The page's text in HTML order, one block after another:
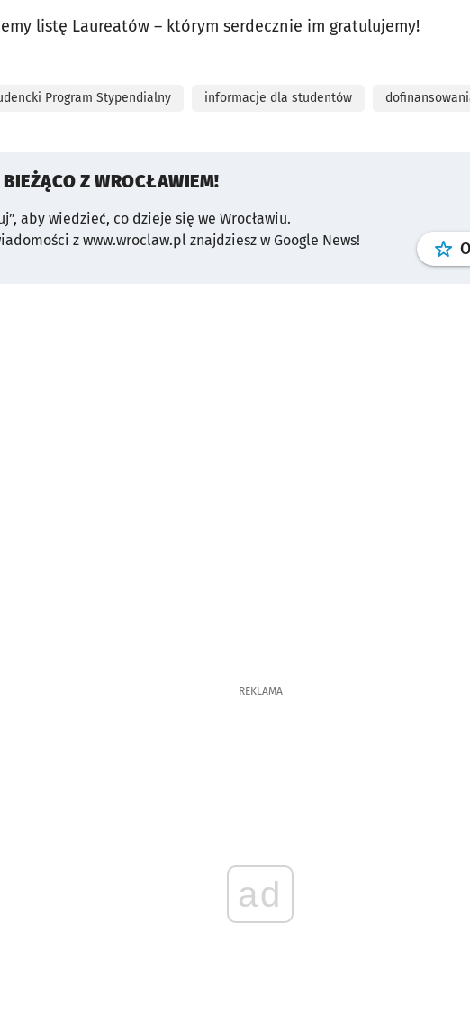
listę Laureatów – którym serdecznie im gratulujemy!
Program Stypendialny informacje dla studentów
Z WROCŁAWIEM!
aby wiedzieć, co dzieje się we Wrocławiu.
z www.wroclaw.pl znajdziesz w Google News!
REKLAMA
ad